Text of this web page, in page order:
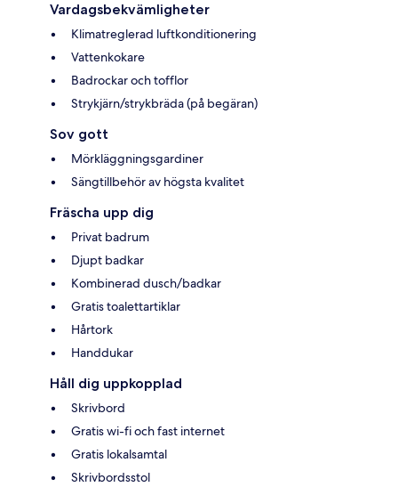
Vardagsbekvämligheter
Klimatreglerad luftkonditionering
Vattenkokare
Badrockar och tofflor
Strykjärn/strykbräda (på begäran)
Sov gott
Mörkläggningsgardiner
Sängtillbehör av högsta kvalitet
Fräscha upp dig
Privat badrum
Djupt badkar
Kombinerad dusch/badkar
Gratis toalettartiklar
Hårtork
Handdukar
Håll dig uppkopplad
Skrivbord
Gratis wi-fi och fast internet
Gratis lokalsamtal
Skrivbordsstol